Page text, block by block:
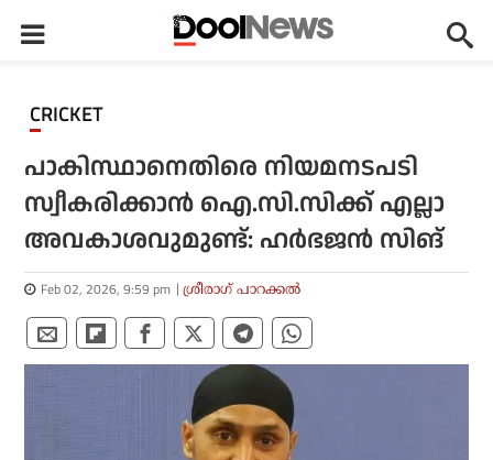
CRICKET
പാകിസ്ഥാനെതിരെ നിയമനടപടി
സ്വീകരിക്കാന്‍ ഐ.സി.സിക്ക് എല്ലാ
അവകാശവുമുണ്ട്: ഹര്‍ഭജന്‍ സിങ്
Feb 02, 2026, 9:59 pm ശ്രീരാഗ് പാറക്കല്‍